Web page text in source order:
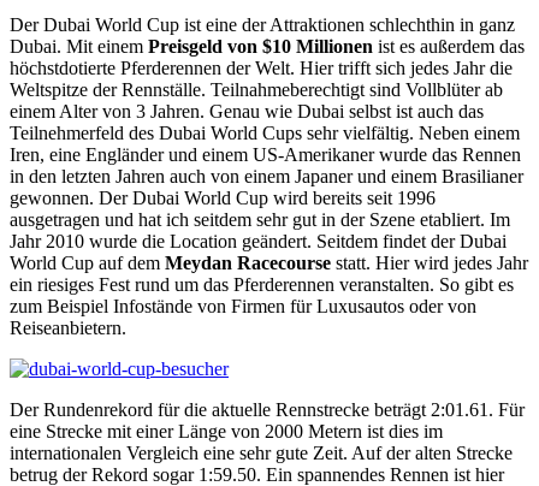
Der Dubai World Cup ist eine der Attraktionen schlechthin in ganz
Dubai. Mit einem Preisgeld von $10 Millionen ist es außerdem das
höchstdotierte Pferderennen der Welt. Hier trifft sich jedes Jahr die
Weltspitze der Rennställe. Teilnahmeberechtigt sind Vollblüter ab
einem Alter von 3 Jahren. Genau wie Dubai selbst ist auch das
Teilnehmerfeld des Dubai World Cups sehr vielfältig. Neben einem
Iren, eine Engländer und einem US-Amerikaner wurde das Rennen
in den letzten Jahren auch von einem Japaner und einem Brasilianer
gewonnen. Der Dubai World Cup wird bereits seit 1996
ausgetragen und hat ich seitdem sehr gut in der Szene etabliert. Im
Jahr 2010 wurde die Location geändert. Seitdem findet der Dubai
World Cup auf dem Meydan Racecourse statt. Hier wird jedes Jahr
ein riesiges Fest rund um das Pferderennen veranstalten. So gibt es
zum Beispiel Infostände von Firmen für Luxusautos oder von
Reiseanbietern.
Der Rundenrekord für die aktuelle Rennstrecke beträgt 2:01.61. Für
eine Strecke mit einer Länge von 2000 Metern ist dies im
internationalen Vergleich eine sehr gute Zeit. Auf der alten Strecke
betrug der Rekord sogar 1:59.50. Ein spannendes Rennen ist hier